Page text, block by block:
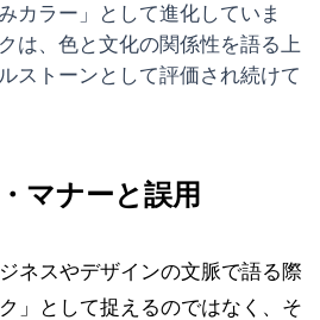
カラー」として進化していま
は、色と文化の関係性を語る上
ストーンとして評価され続けて
マナーと誤用
ネスやデザインの文脈で語る際
」として捉えるのではなく、そ